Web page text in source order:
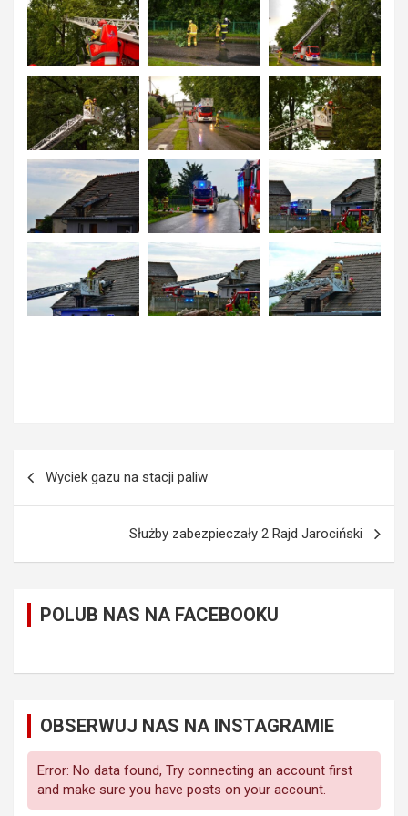
wpisu
Wyciek gazu na stacji paliw
Służby zabezpieczały 2 Rajd Jarociński
POLUB NAS NA FACEBOOKU
OBSERWUJ NAS NA INSTAGRAMIE
Error: No data found, Try connecting an account first
and make sure you have posts on your account.